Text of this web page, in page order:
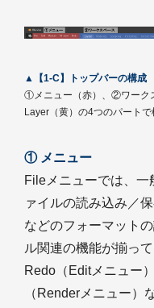
▲【1-C】トップバーの構成
①メニュー（赤）、②ワーク
Layer（黄）の4つのパート
① メニュー
Fileメニューでは、一
ァイルの読み込み／
などのフォーマット
ル関連の機能が揃っ
Redo（Editメニュー
（Renderメニュー）